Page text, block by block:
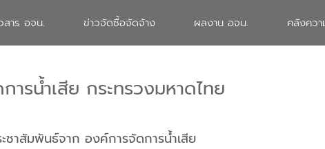
สาร อจน. ข่าวจัดซื้อจัดจ้าง ผลงาน อจน. คลังคว
ารน้ำเสีย กระทรวงมหาดไทย
ะชาสัมพันธ์จาก องค์การจัดการน้ำเสีย